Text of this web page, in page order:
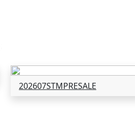
202607STMPRESALE